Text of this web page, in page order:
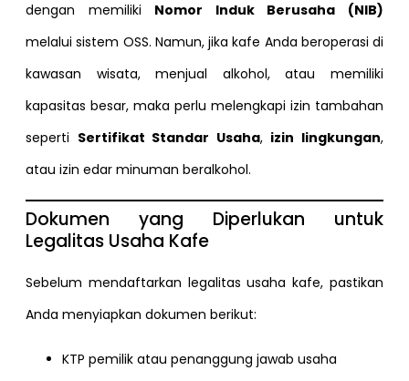
dengan memiliki Nomor Induk Berusaha (NIB)
melalui sistem OSS. Namun, jika kafe Anda beroperasi di
kawasan wisata, menjual alkohol, atau memiliki
kapasitas besar, maka perlu melengkapi izin tambahan
seperti Sertifikat Standar Usaha, izin lingkungan,
atau izin edar minuman beralkohol.
Dokumen yang Diperlukan untuk
Legalitas Usaha Kafe
Sebelum mendaftarkan legalitas usaha kafe, pastikan
Anda menyiapkan dokumen berikut:
KTP pemilik atau penanggung jawab usaha